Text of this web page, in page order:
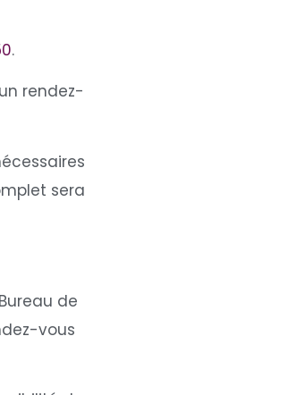
.
rendez-
sera
de
vous